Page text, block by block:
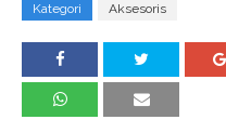
Kategori Aksesoris